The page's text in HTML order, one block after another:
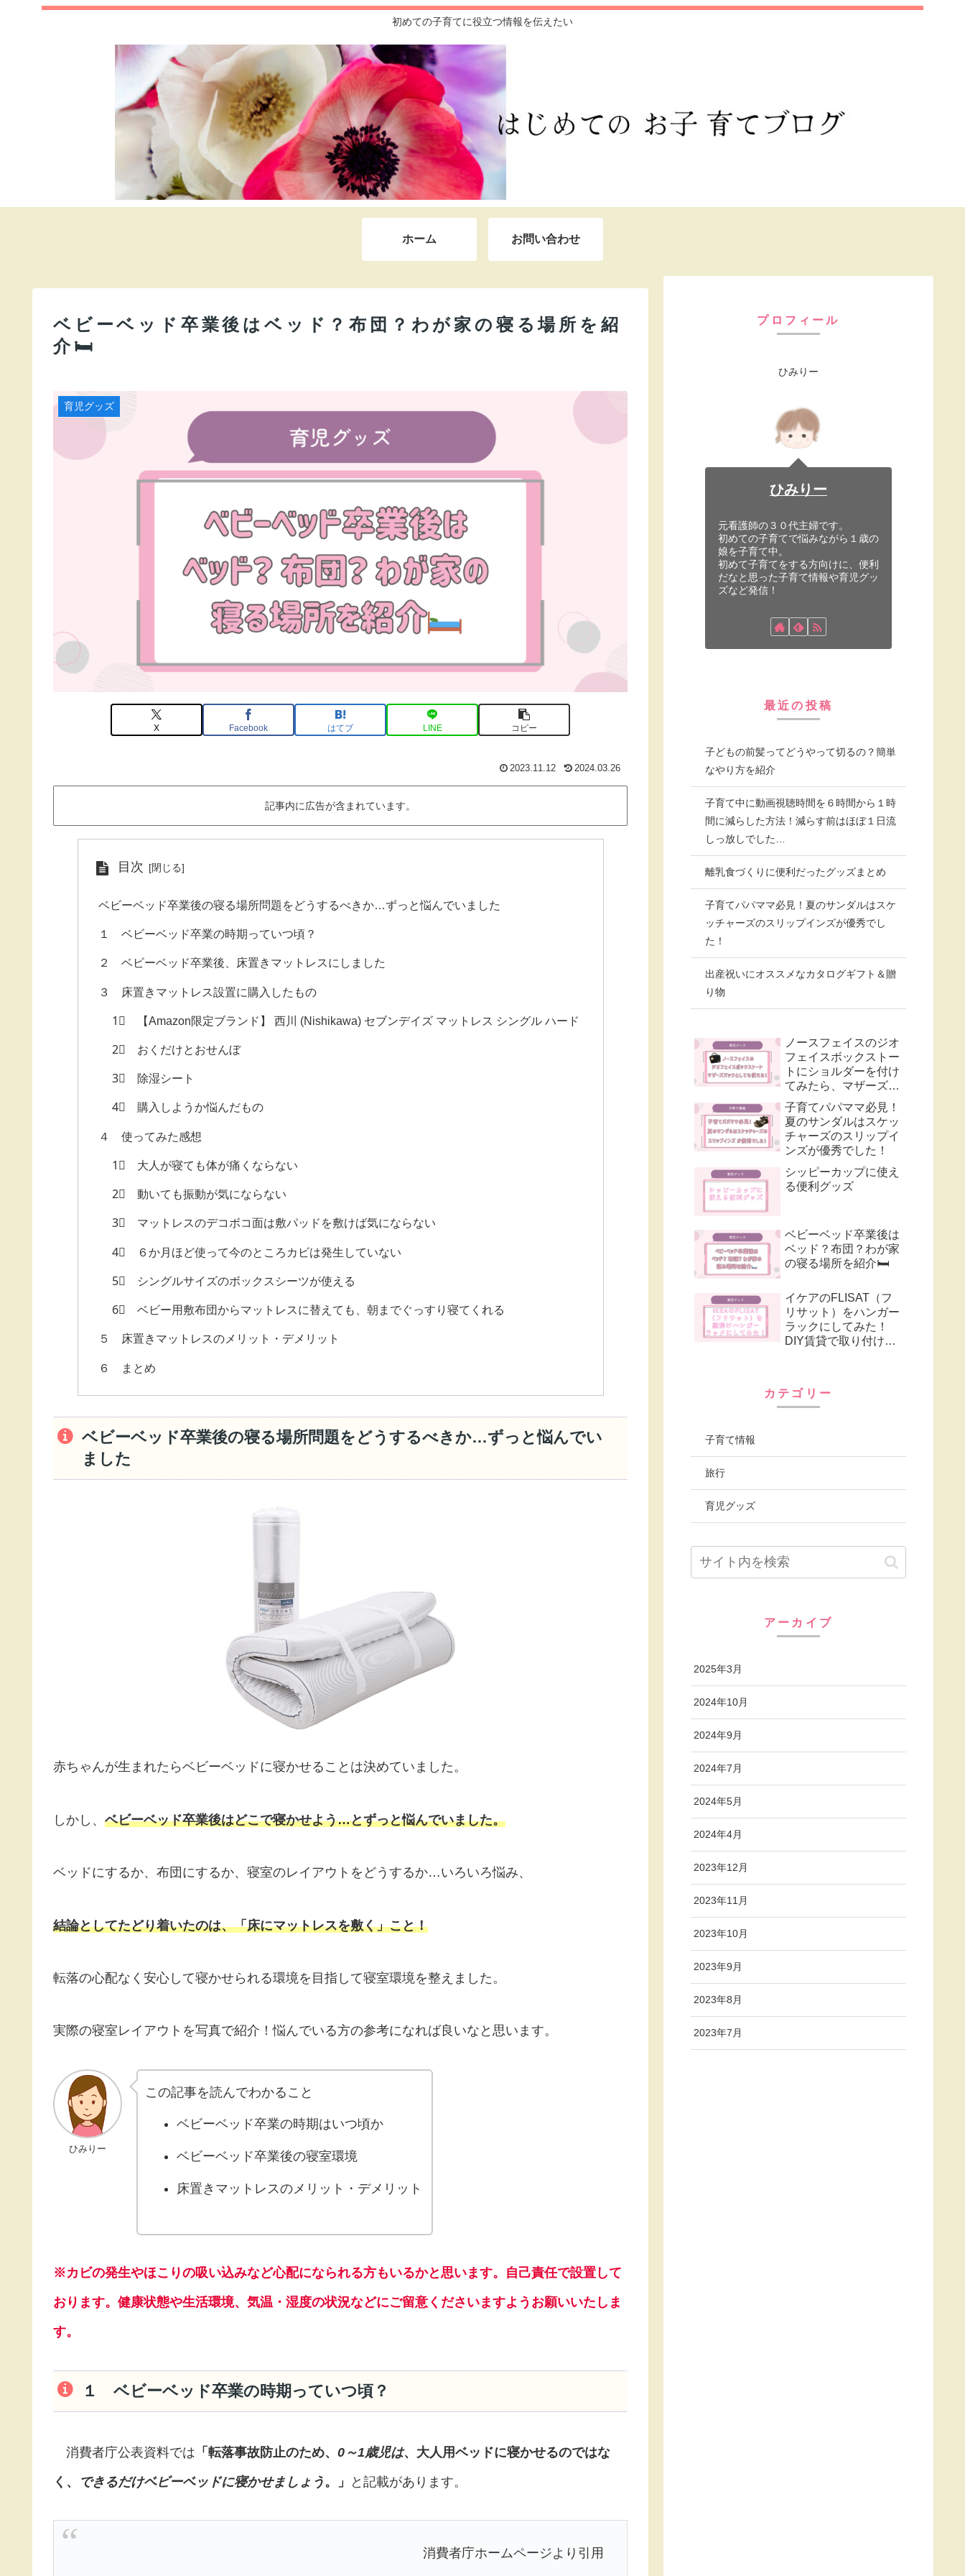
初めての子育てに役立つ情報を伝えたい
ホーム お問い合わせ
ベビーベッド卒業後はベッド？布団？わが家の寝る場所を紹
介🛏
育児グッズ
X Facebook はてブ LINE コピー
2023.11.12 2024.03.26
記事内に広告が含まれています。
目次
ベビーベッド卒業後の寝る場所問題をどうするべきか…ずっと悩んでいました
１ ベビーベッド卒業の時期っていつ頃？
２ ベビーベッド卒業後、床置きマットレスにしました
３ 床置きマットレス設置に購入したもの
1⃣ 【Amazon限定ブランド】 西川 (Nishikawa) セブンデイズ マットレス シングル ハード
2⃣ おくだけとおせんぼ
3⃣ 除湿シート
4⃣ 購入しようか悩んだもの
４ 使ってみた感想
1⃣ 大人が寝ても体が痛くならない
2⃣ 動いても振動が気にならない
3⃣ マットレスのデコボコ面は敷パッドを敷けば気にならない
4⃣ ６か月ほど使って今のところカビは発生していない
5⃣ シングルサイズのボックスシーツが使える
6⃣ ベビー用敷布団からマットレスに替えても、朝までぐっすり寝てくれる
５ 床置きマットレスのメリット・デメリット
６ まとめ
ベビーベッド卒業後の寝る場所問題をどうするべきか…ずっと悩んでい
ました
赤ちゃんが生まれたらベビーベッドに寝かせることは決めていました。
しかし、 ベビーベッド卒業後はどこで寝かせよう…とずっと悩んでいました。
ベッドにするか、布団にするか、寝室のレイアウトをどうするか…いろいろ悩み、
結論としてたどり着いたのは、「床にマットレスを敷く」こと！
転落の心配なく安心して寝かせられる環境を目指して寝室環境を整えました。
実際の寝室レイアウトを写真で紹介！悩んでいる方の参考になれば良いなと思います。
ひみりー
この記事を読んでわかること
ベビーベッド卒業の時期はいつ頃か
ベビーベッド卒業後の寝室環境
床置きマットレスのメリット・デメリット
※カビの発生やほこりの吸い込みなど心配になられる方もいるかと思います。 自己責任で設置して
おります。 健康状態や生活環境、気温・湿度の状況などにご留意くださいますようお願いいたしま
す。
１ ベビーベッド卒業の時期っていつ頃？
消費者庁公表資料では 「転落事故防止のため、 0～1歳児は、大人用ベッドに寝かせるのではな
く、 できるだけベビーベッドに寝かせましょう 。」 と記載があります。
消費者庁ホームページより引用
プロフィール
ひみりー
ひみりー
元看護師の３０代主婦です。
初めての子育てで悩みながら１歳の
娘を子育て中。
初めて子育てをする方向けに、便利
だなと思った子育て情報や育児グッ
ズなど発信！
最近の投稿
子どもの前髪ってどうやって切るの？簡単
なやり方を紹介
子育て中に動画視聴時間を６時間から１時
間に減らした方法！減らす前はほぼ１日流
しっ放しでした…
離乳食づくりに便利だったグッズまとめ
子育てパパママ必見！夏のサンダルはスケ
ッチャーズのスリップインズが優秀でし
た！
出産祝いにオススメなカタログギフト＆贈
り物
ノースフェイスのジオ
フェイスボックストー
トにショルダーを付け
てみたら、マザーズバ
ックとして使いやす
い！
子育てパパママ必見！
夏のサンダルはスケッ
チャーズのスリップイ
ンズが優秀でした！
シッピーカップに使え
る便利グッズ
ベビーベッド卒業後は
ベッド？布団？わが家
の寝る場所を紹介🛏
イケアのFLISAT（フ
リサット）をハンガー
ラックにしてみた！
DIY賃貸で取り付ける
カテゴリー
子育て情報
旅行
育児グッズ
アーカイブ
2025年3月
2024年10月
2024年9月
2024年7月
2024年5月
2024年4月
2023年12月
2023年11月
2023年10月
2023年9月
2023年8月
2023年7月